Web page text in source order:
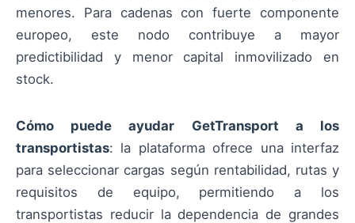
menores. Para cadenas con fuerte componente
europeo, este nodo contribuye a mayor
predictibilidad y menor capital inmovilizado en
stock.
Cómo puede ayudar GetTransport a los
transportistas: la plataforma ofrece una interfaz
para seleccionar cargas según rentabilidad, rutas y
requisitos de equipo, permitiendo a los
transportistas reducir la dependencia de grandes